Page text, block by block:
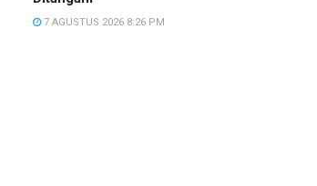
7 AGUSTUS 2026 8:26 PM